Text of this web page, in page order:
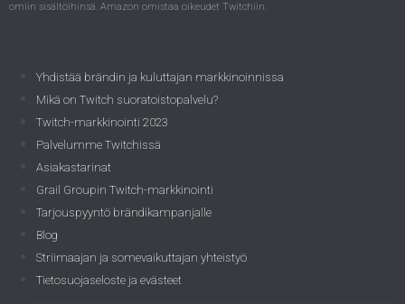
omiin sisältöihinsä. Amazon omistaa oikeudet Twitchiin.
Yhdistää brändin ja kuluttajan markkinoinnissa
Mikä on Twitch suoratoistopalvelu?
Twitch-markkinointi 2023
Palvelumme Twitchissä
Asiakastarinat
Grail Groupin Twitch-markkinointi
Tarjouspyyntö brändikampanjalle
Blog
Striimaajan ja somevaikuttajan yhteistyö
Tietosuojaseloste ja evästeet